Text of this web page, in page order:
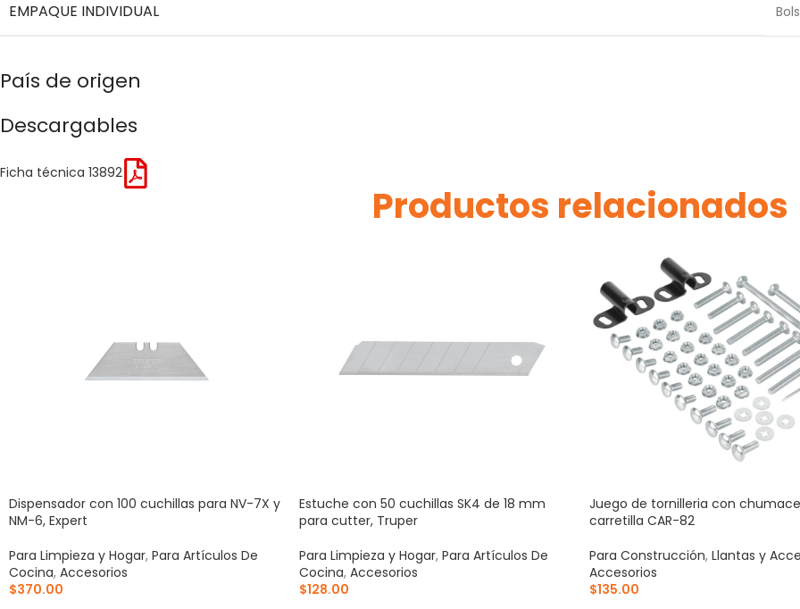
EMPAQUE INDIVIDUAL
País de origen
Descargables
Ficha técnica 13892
Productos relacionados
Dispensador con 100 cuchillas para NV-7X y
NM-6, Expert
Para Limpieza y Hogar, Para Artículos De
Cocina, Accesorios
$370.00
Estuche con 50 cuchillas SK4 de 18 mm
para cutter, Truper
Para Limpieza y Hogar, Para Artículos De
Cocina, Accesorios
$128.00
Juego de tornilleria con
carretilla CAR-82
Para Construcción, Llantas y
Accesorios
$135.00